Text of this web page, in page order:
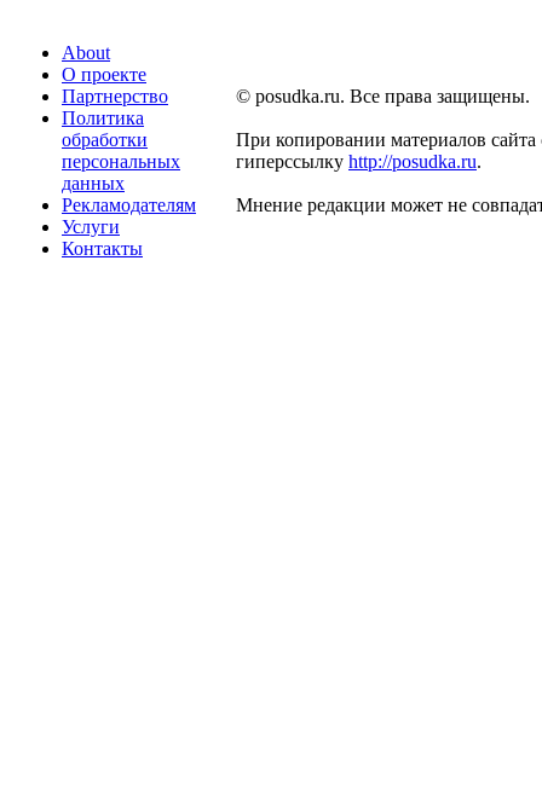
About
О проекте
Партнерство
Политика
обработки
персональных
данных
Рекламодателям
Услуги
Контакты
© posudka.ru. Все права защищены.
При копировании материалов сайта
гиперссылку http://posudka.ru.
Мнение редакции может не